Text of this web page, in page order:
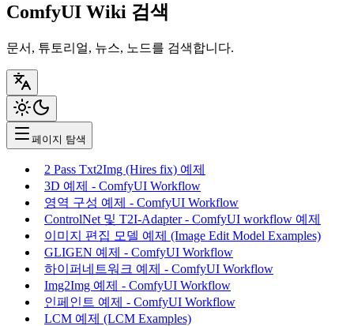
ComfyUI Wiki 검색
문서, 튜토리얼, 뉴스, 노드를 검색합니다.
페이지 탐색
2 Pass Txt2Img (Hires fix) 예제
3D 예제 - ComfyUI Workflow
영역 구성 예제 - ComfyUI Workflow
ControlNet 및 T2I-Adapter - ComfyUI workflow 예제
이미지 편집 모델 예제 (Image Edit Model Examples)
GLIGEN 예제 - ComfyUI Workflow
하이퍼네트워크 예제 - ComfyUI Workflow
Img2Img 예제 - ComfyUI Workflow
인페인트 예제 - ComfyUI Workflow
LCM 예제 (LCM Examples)